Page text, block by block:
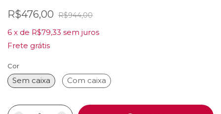
R$476,00 R$944,00
6 x de R$79,33 sem juros
Frete grátis
Cor
Sem caixa Com caixa